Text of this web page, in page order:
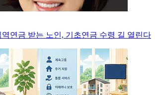
역연금 받는 노인, 기초연금 수령 길 열린다